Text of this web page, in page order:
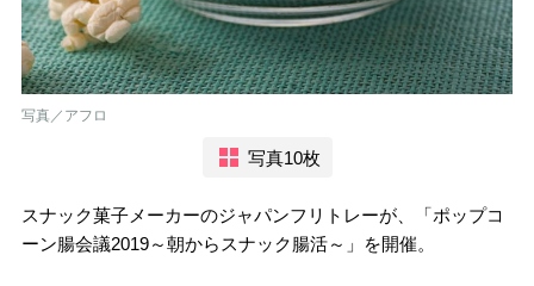
写真／アフロ
写真10枚
スナック菓子メーカーのジャパンフリトレーが、「ポップコ
ーン腸会議2019～朝からスナック腸活～」を開催。